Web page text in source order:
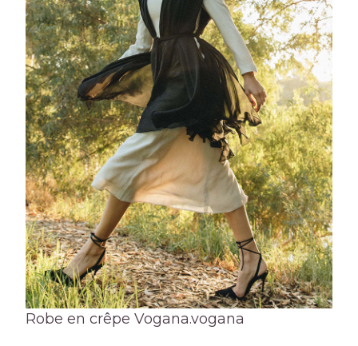
Robe en crêpe Vogana.vogana